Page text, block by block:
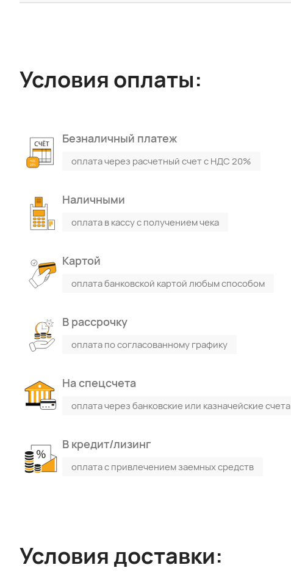
Условия оплаты:
Безналичный платеж
оплата через расчетный счет с НДС 20%
Наличными
оплата в кассу с получением чека
Картой
оплата банковской картой любым способом
В рассрочку
оплата по согласованному графику
На спецсчета
оплата через банковские или казначейские счета
В кредит/лизинг
оплата с привлечением заемных средств
Условия доставки: